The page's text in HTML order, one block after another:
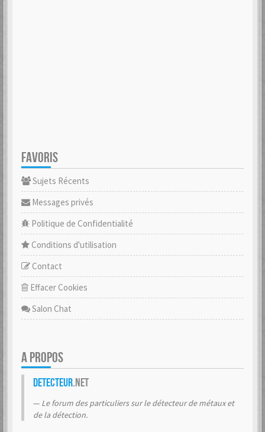
FAVORIS
Sujets Récents
Messages privés
Politique de Confidentialité
Conditions d'utilisation
Contact
Effacer Cookies
Salon Chat
A PROPOS
Detecteur.net
Le forum des particuliers sur le détecteur de métaux et
de la détection.